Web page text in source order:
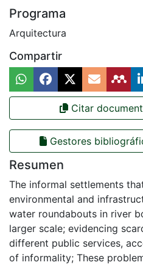
Programa
Arquitectura
Compartir
Citar
Gestores
Resumen
The informal settlements
environmental and
water roundabouts in river
larger scale; evidencing
different public services,
of informality; These